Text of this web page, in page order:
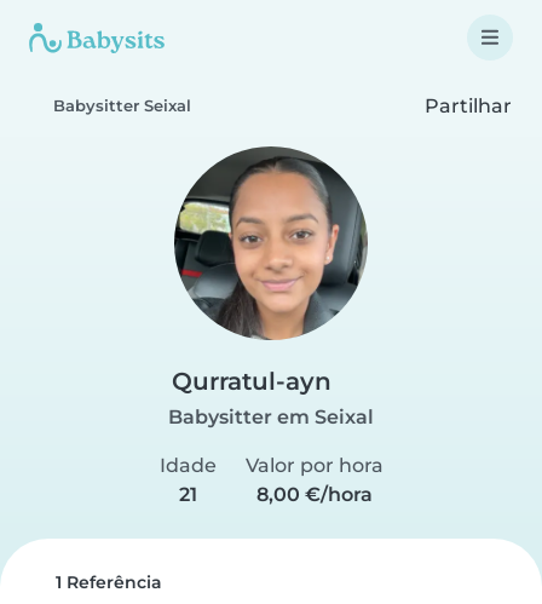
Babysitter Seixal Partilhar
Qurratul-ayn
Babysitter em Seixal
Idade
21
Valor por hora
8,00 €/hora
1 Referência